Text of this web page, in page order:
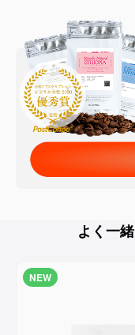
よく一
NEW